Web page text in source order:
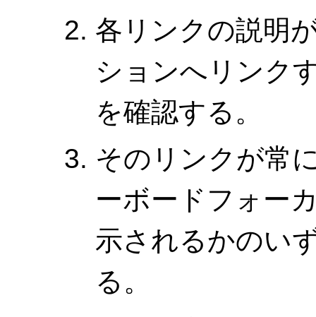
各リンクの説明
ションへリンク
を確認する。
そのリンクが常
ーボードフォー
示されるかのい
る。